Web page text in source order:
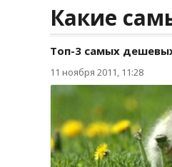
Какие
Топ-3 самых
11 ноября 2011, 11:28